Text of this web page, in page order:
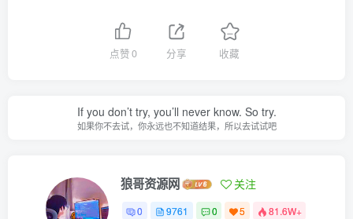
点赞0 分享 收藏
If you don’t try, you’ll never know. So try.
如果你不去试，你永远也不知道结果，所以去试试吧
狼哥资源网 关注
0 9761 0 5 81.6W+